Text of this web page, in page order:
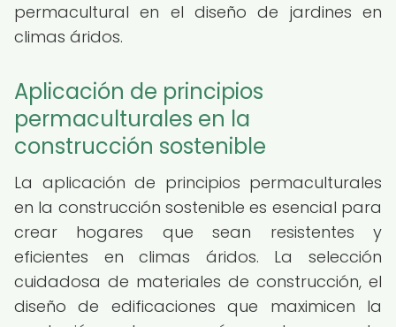
permacultural en el diseño de jardines en
climas áridos.
Aplicación de principios
permaculturales en la
construcción sostenible
La aplicación de principios permaculturales
en la construcción sostenible es esencial para
crear hogares que sean resistentes y
eficientes en climas áridos. La selección
cuidadosa de materiales de construcción, el
diseño de edificaciones que maximicen la